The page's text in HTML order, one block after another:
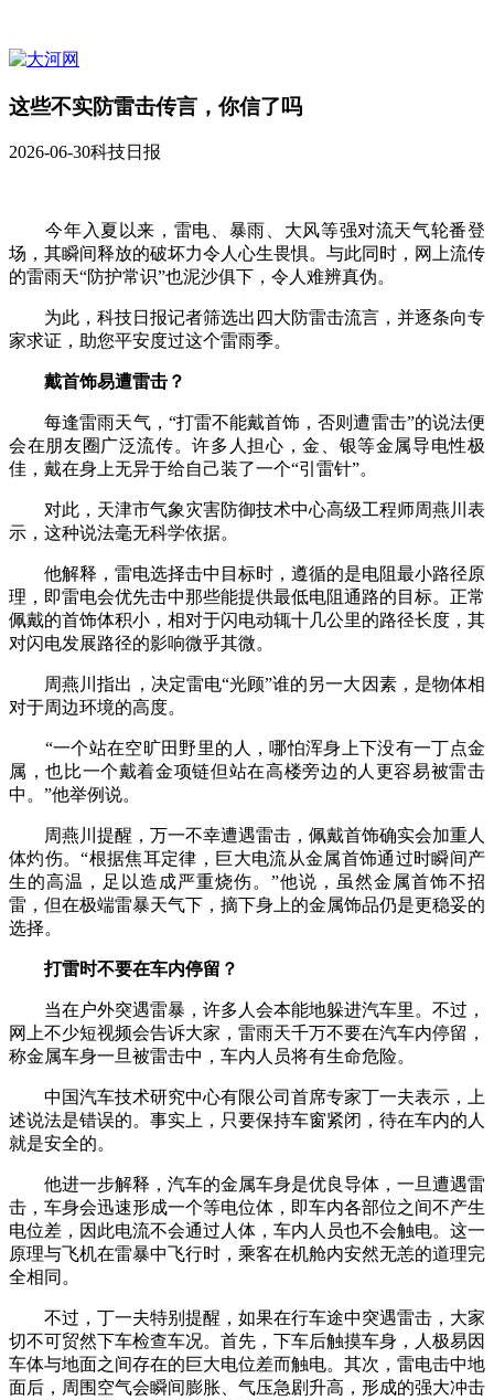
这些不实防雷击传言，你信了吗
2026-06-30科技日报
今年入夏以来，雷电、暴雨、大风等强对流天气轮番登
场，其瞬间释放的破坏力令人心生畏惧。与此同时，网上流传
的雷雨天“防护常识”也泥沙俱下，令人难辨真伪。
为此，科技日报记者筛选出四大防雷击流言，并逐条向专
家求证，助您平安度过这个雷雨季。
戴首饰易遭雷击？
每逢雷雨天气，“打雷不能戴首饰，否则遭雷击”的说法便
会在朋友圈广泛流传。许多人担心，金、银等金属导电性极
佳，戴在身上无异于给自己装了一个“引雷针”。
对此，天津市气象灾害防御技术中心高级工程师周燕川表
示，这种说法毫无科学依据。
他解释，雷电选择击中目标时，遵循的是电阻最小路径原
理，即雷电会优先击中那些能提供最低电阻通路的目标。正常
佩戴的首饰体积小，相对于闪电动辄十几公里的路径长度，其
对闪电发展路径的影响微乎其微。
周燕川指出，决定雷电“光顾”谁的另一大因素，是物体相
对于周边环境的高度。
“一个站在空旷田野里的人，哪怕浑身上下没有一丁点金
属，也比一个戴着金项链但站在高楼旁边的人更容易被雷击
中。”他举例说。
周燕川提醒，万一不幸遭遇雷击，佩戴首饰确实会加重人
体灼伤。“根据焦耳定律，巨大电流从金属首饰通过时瞬间产
生的高温，足以造成严重烧伤。”他说，虽然金属首饰不招
雷，但在极端雷暴天气下，摘下身上的金属饰品仍是更稳妥的
选择。
打雷时不要在车内停留？
当在户外突遇雷暴，许多人会本能地躲进汽车里。不过，
网上不少短视频会告诉大家，雷雨天千万不要在汽车内停留，
称金属车身一旦被雷击中，车内人员将有生命危险。
中国汽车技术研究中心有限公司首席专家丁一夫表示，上
述说法是错误的。事实上，只要保持车窗紧闭，待在车内的人
就是安全的。
他进一步解释，汽车的金属车身是优良导体，一旦遭遇雷
击，车身会迅速形成一个等电位体，即车内各部位之间不产生
电位差，因此电流不会通过人体，车内人员也不会触电。这一
原理与飞机在雷暴中飞行时，乘客在机舱内安然无恙的道理完
全相同。
不过，丁一夫特别提醒，如果在行车途中突遇雷击，大家
切不可贸然下车检查车况。首先，下车后触摸车身，人极易因
车体与地面之间存在的巨大电位差而触电。其次，雷电击中地
面后，周围空气会瞬间膨胀、气压急剧升高，形成的强大冲击